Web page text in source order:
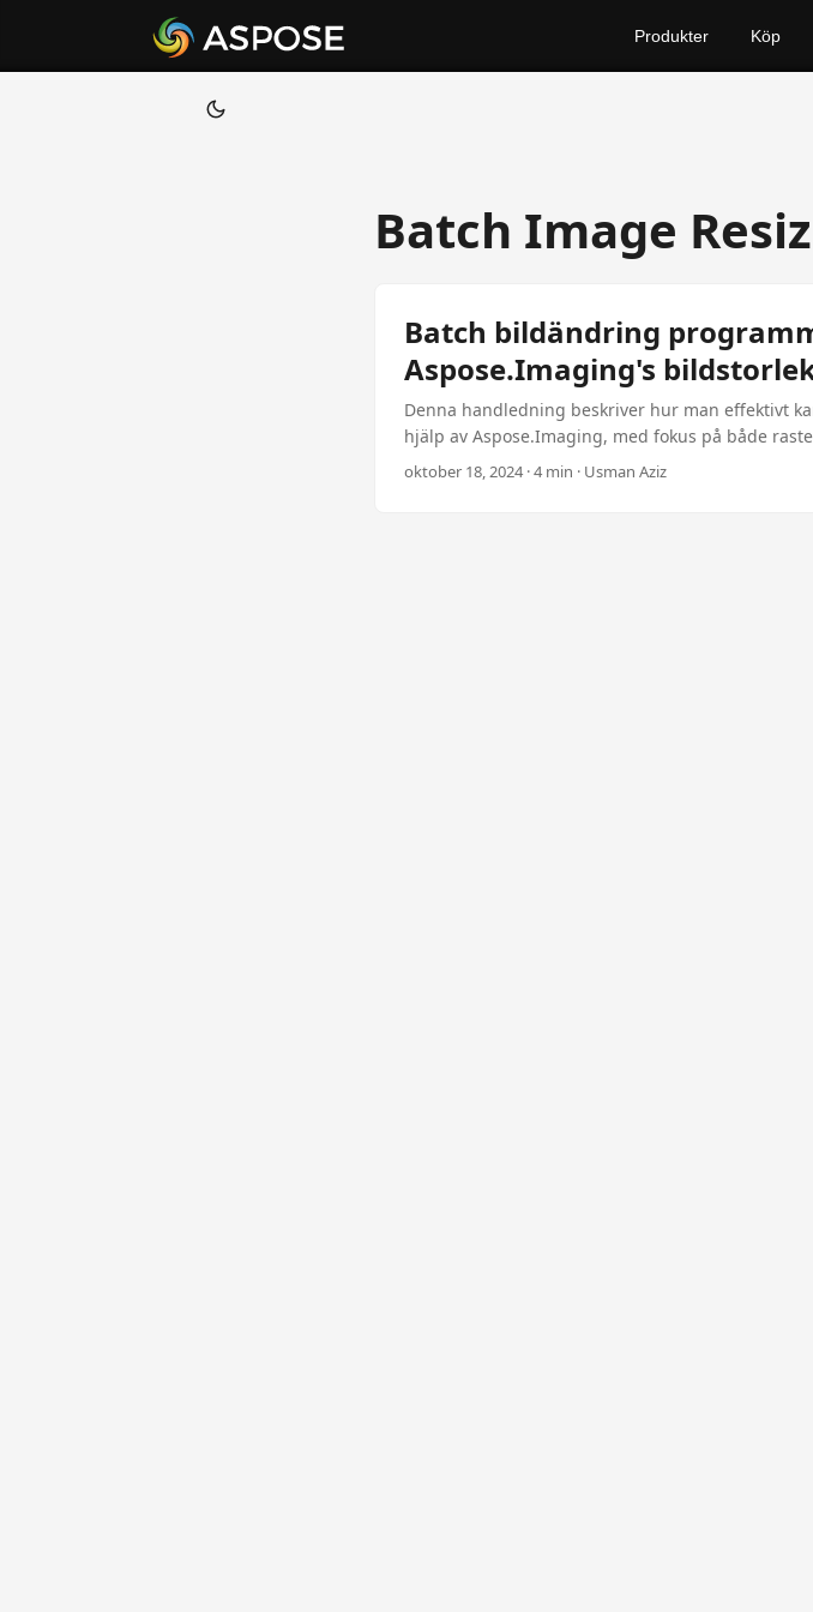
Produkter Köp
Batch Image
Batch bildändring
Aspose.Imaging's
Denna handledning beskriver hur man effektivt
hjälp av Aspose.Imaging, med fokus på både
bibehåller bildförhållanden och bildkvalitet.
oktober 18, 2024 · 4 min · Usman Aziz